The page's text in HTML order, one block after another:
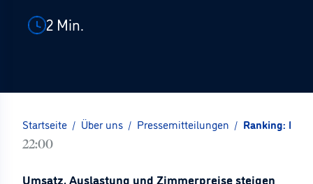
2 Min.
Startseite / Über uns / Pressemitteilungen / Ranking:
22:00
Umsatz, Auslastung und Zimmerpreise steigen